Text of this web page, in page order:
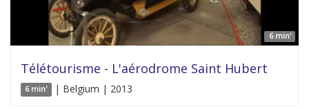
6 min'
Télétourisme - L'aérodrome Saint Hubert
6 min' | Belgium | 2013